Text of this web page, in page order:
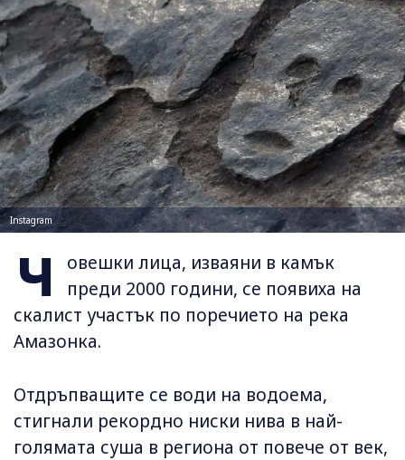
Instagram
Ч
овешки лица, изваяни в камък
преди 2000 години, се появиха на
скалист участък по поречието на река
Амазонка.
Отдръпващите се води на водоема,
стигнали рекордно ниски нива в най-
голямата суша в региона от повече от век,